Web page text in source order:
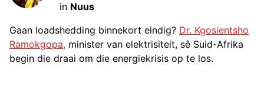
in Nuus
Gaan loadshedding binnekort eindig? Dr. Kgosientsho
Ramokgopa, minister van elektrisiteit, sê Suid-Afrika
begin die draai om die energiekrisis op te los.